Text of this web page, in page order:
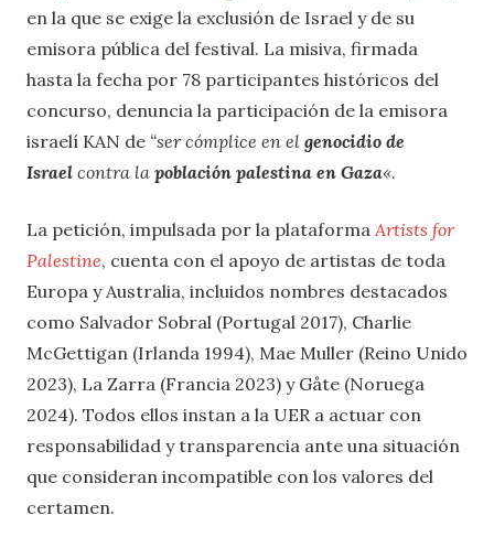
en la que se exige la exclusión de Israel y de su
emisora pública del festival. La misiva, firmada
hasta la fecha por 78 participantes históricos del
concurso, denuncia la participación de la emisora
israelí KAN de “ser cómplice en el genocidio de
Israel contra la población palestina en Gaza«.
La petición, impulsada por la plataformaArtists for
Palestine, cuenta con el apoyo de artistas de toda
Europa y Australia, incluidos nombres destacados
como Salvador Sobral (Portugal 2017), Charlie
McGettigan (Irlanda 1994), Mae Muller (Reino Unido
2023), La Zarra (Francia 2023) y Gåte (Noruega
2024). Todos ellos instan a la UER a actuar con
responsabilidad y transparencia ante una situación
que consideran incompatible con los valores del
certamen.